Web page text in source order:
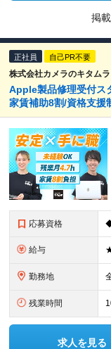
掲
正社員 自己PR不要
株式会社カメラのキタムラ
Apple製品修理受付ス
家賃補助8割/資格支援
応募資格
給与
勤務地
残業時間
求人を見る